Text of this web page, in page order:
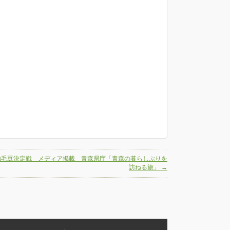
毛豆決定戦 メディア掲載 青森県庁「青森の暮らしぶりを
訪ねる旅」
→